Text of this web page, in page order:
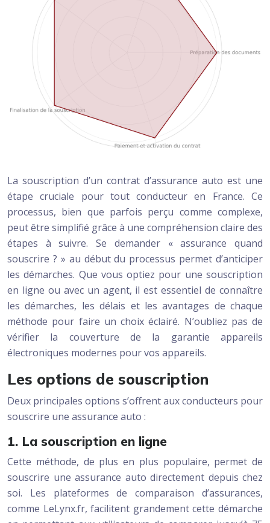
La souscription d’un contrat d’assurance auto est une
étape cruciale pour tout conducteur en France. Ce
processus, bien que parfois perçu comme complexe,
peut être simplifié grâce à une compréhension claire des
étapes à suivre. Se demander « assurance quand
souscrire ? » au début du processus permet d’anticiper
les démarches. Que vous optiez pour une souscription
en ligne ou avec un agent, il est essentiel de connaître
les démarches, les délais et les avantages de chaque
méthode pour faire un choix éclairé. N’oubliez pas de
vérifier la couverture de la garantie appareils
électroniques modernes pour vos appareils.
Les options de souscription
Deux principales options s’offrent aux conducteurs pour
souscrire une assurance auto :
1. La souscription en ligne
Cette méthode, de plus en plus populaire, permet de
souscrire une assurance auto directement depuis chez
soi. Les plateformes de comparaison d’assurances,
comme LeLynx.fr, facilitent grandement cette démarche